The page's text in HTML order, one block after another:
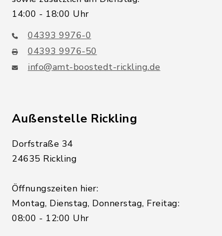
14:00 - 18:00 Uhr
04393 9976-0
04393 9976-50
info@amt-boostedt-rickling.de
Außenstelle Rickling
Dorfstraße 34
24635 Rickling
Öffnungszeiten hier:
Montag, Dienstag, Donnerstag, Freitag:
08:00 - 12:00 Uhr